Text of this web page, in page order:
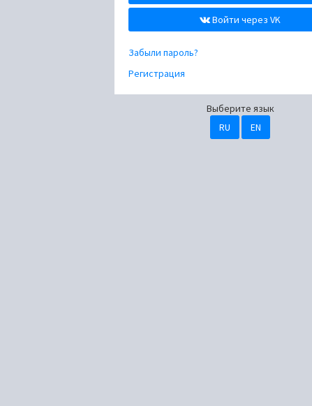
Войти через VK
Забыли пароль?
Регистрация
Выберите язык